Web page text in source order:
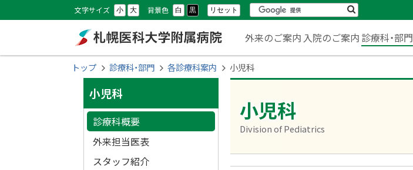
文
メ
設
定
文字サイズ 小 大 背景色 白 黒 リセット
検
索
索
札幌医科大学附属
病院
メ
ニ
ュ
ー
外来のご案内 入院のご案内 診療科・部門
現
トップ 診療科・部門 各診療科案内 小児科
小児科
Division of Pediatrics
サ
イ
ド
小児科
診療科概要
外来担当医表
スタッフ紹介
文
戻